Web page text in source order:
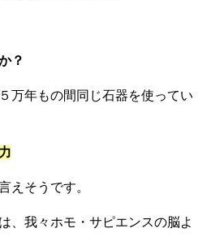
？
万年もの間同じ石器を使ってい
えそうです。
、我々ホモ・サピエンスの脳よ